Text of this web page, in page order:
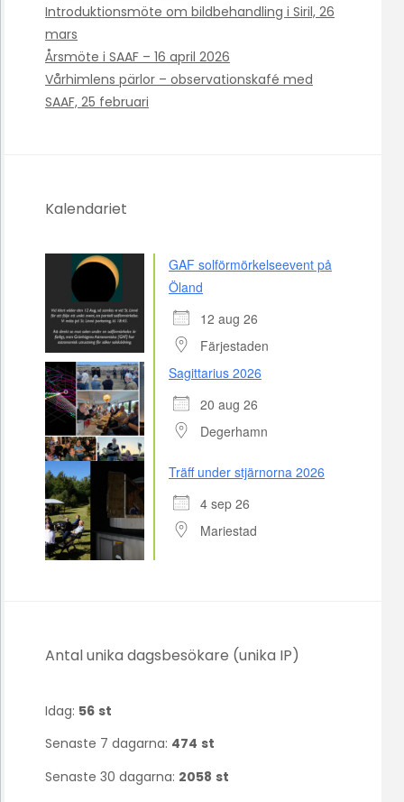
Introduktionsmöte om bildbehandling i Siril, 26
mars
Årsmöte i SAAF – 16 april 2026
Vårhimlens pärlor – observationskafé med
SAAF, 25 februari
Kalendariet
GAF solförmörkelseevent på
Öland
12 aug 26
Färjestaden
Sagittarius 2026
20 aug 26
Degerhamn
Träff under stjärnorna 2026
4 sep 26
Mariestad
Antal unika dagsbesökare (unika IP)
Idag: 56 st
Senaste 7 dagarna: 474 st
Senaste 30 dagarna: 2058 st